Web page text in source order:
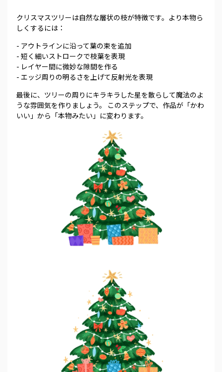
クリスマスツリーは自然な層状の枝が特徴です。より本物ら
しくするには：
- アウトラインに沿って葉の束を追加
- 短く細いストロークで枝葉を表現
- レイヤー間に微妙な隙間を作る
- エッジ周りの明るさを上げて反射光を表現
最後に、ツリーの周りにキラキラした星を散らして魔法のよ
うな雰囲気を作りましょう。 このステップで、作品が「かわ
いい」から「本物みたい」に変わります。